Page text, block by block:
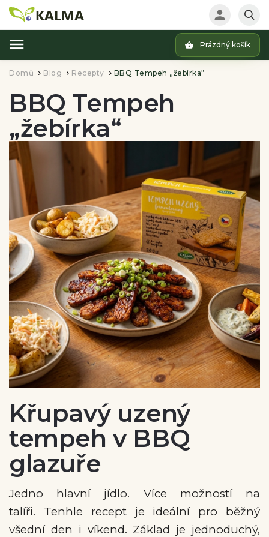
Prázdný košík
Domů / Blog / Recepty BBQ Tempeh „žebírka“
BBQ Tempeh
„žebírka“
Křupavý uzený
tempeh v BBQ
glazuře
Jedno hlavní jídlo. Více možností na
talíři. Tenhle recept je ideální pro běžný
všední den i víkend. Základ je jednoduchý,